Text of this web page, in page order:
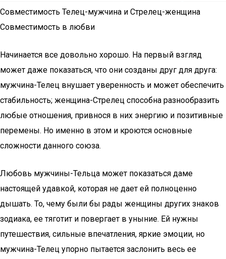
Совместимость Телец-мужчина и Стрелец-женщина
Совместимость в любви
Начинается все довольно хорошо. На первый взгляд
может даже показаться, что они созданы друг для друга:
мужчина-Телец внушает уверенность и может обеспечить
стабильность; женщина-Стрелец способна разнообразить
любые отношения, привнося в них энергию и позитивные
перемены. Но именно в этом и кроются основные
сложности данного союза.
Любовь мужчины-Тельца может показаться даме
настоящей удавкой, которая не дает ей полноценно
дышать. То, чему были бы рады женщины других знаков
зодиака, ее тяготит и повергает в уныние. Ей нужны
путешествия, сильные впечатления, яркие эмоции, но
мужчина-Телец упорно пытается заслонить весь ее